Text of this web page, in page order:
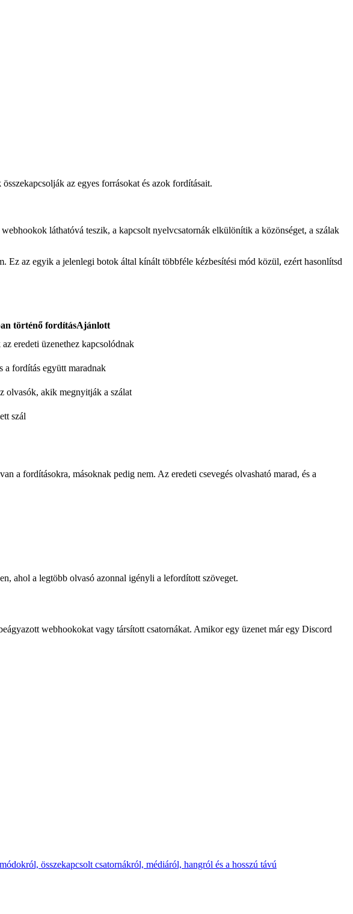
az egyes forrásokat és azok fordításait.
láthatóvá teszik, a kapcsolt nyelvcsatornák elkülönítik a közönséget, a szálak
Ez az egyik a jelenlegi botok által kínált többféle kézbesítési mód közül, ezért hasonlítsd
történő fordításAjánlott
eredeti üzenethez kapcsolódnak
a fordítás együtt maradnak
olvasók, akik megnyitják a szálat
szál
a fordításokra, másoknak pedig nem. Az eredeti csevegés olvasható marad, és a
ahol a legtöbb olvasó azonnal igényli a lefordított szöveget.
webhookokat vagy társított csatornákat. Amikor egy üzenet már egy Discord
összekapcsolt csatornákról, médiáról, hangról és a hosszú távú